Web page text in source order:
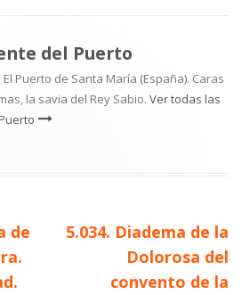
del Puerto
Puerto de Santa María (España). Caras
la savia del Rey Sabio. Ver todas las
de
Artículo
siguiente
5.034. Diadema de la
Dolorosa del
convento de la